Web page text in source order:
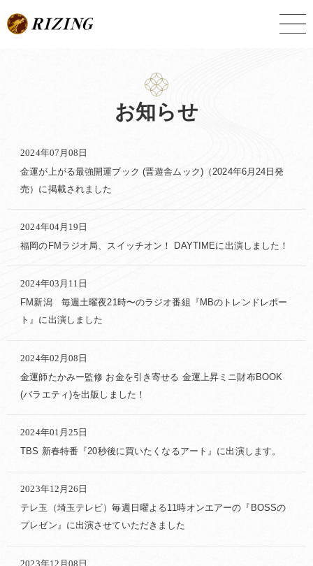
to
お知らせ
2024年07月08日
金運が上がる最強開運ブック (晋遊舎ムック)（2024年6月24日発
売）に掲載されました
2024年04月19日
福岡のFMラジオ局、スイッチオン！ DAYTIMEに出演しました！
2024年03月11日
FM新潟 毎週土曜夜21時〜のラジオ番組『MBのトレンドレポー
ト』に出演しました
2024年02月08日
金運師たかみー監修 お金を引き寄せる 金運上昇ミニ財布BOOK
(バラエティ)を出版しました！
2024年01月25日
TBS 新春特番『20秒後に買いたくなるアート』に出演します。
2023年12月26日
テレ玉（埼玉テレビ）毎週日曜よる11時オンエアーの『BOSSの
プレゼン』に出演させていただきました
2023年12月08日